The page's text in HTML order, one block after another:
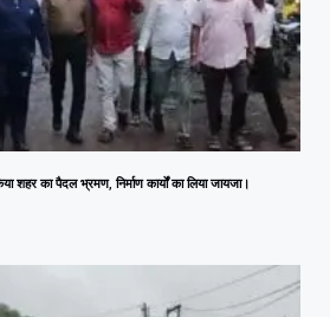
शहर का पैदल भ्रमण, निर्माण कार्यों का लिया जायजा।